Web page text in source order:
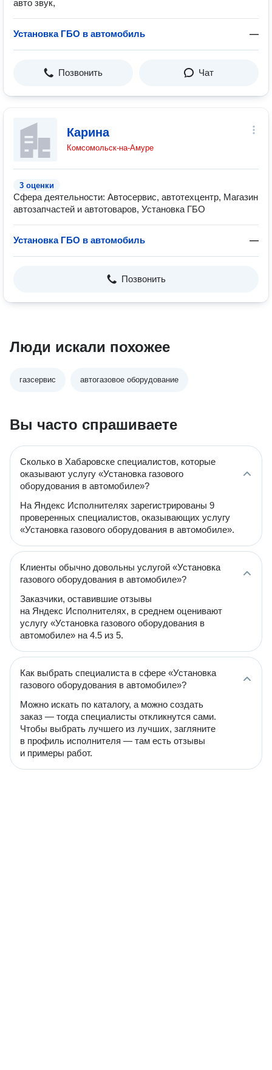
авто звук,
Установка ГБО в автомобиль —
Позвонить Чат
Карина
Комсомольск-на-Амуре
3 оценки
Сфера деятельности: Автосервис, автотехцентр, Магазин
автозапчастей и автотоваров, Установка ГБО
Установка ГБО в автомобиль —
Позвонить
Люди искали похожее
газсервис автогазовое оборудование
Вы часто спрашиваете
Сколько в Хабаровске специалистов, которые
оказывают услугу «Установка газового
оборудования в автомобиле»?
На Яндекс Исполнителях зарегистрированы 9
проверенных специалистов, оказывающих услугу
«Установка газового оборудования в автомобиле».
Клиенты обычно довольны услугой «Установка
газового оборудования в автомобиле»?
Заказчики, оставившие отзывы
на Яндекс Исполнителях, в среднем оценивают
услугу «Установка газового оборудования в
автомобиле» на 4.5 из 5.
Как выбрать специалиста в сфере «Установка
газового оборудования в автомобиле»?
Можно искать по каталогу, а можно создать
заказ — тогда специалисты откликнутся сами.
Чтобы выбрать лучшего из лучших, загляните
в профиль исполнителя — там есть отзывы
и примеры работ.